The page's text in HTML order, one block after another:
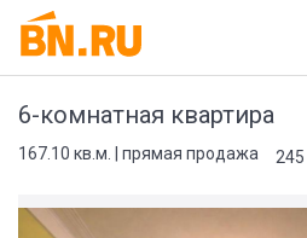
6-комнатная квартира
167.10 кв.м. | прямая продажа